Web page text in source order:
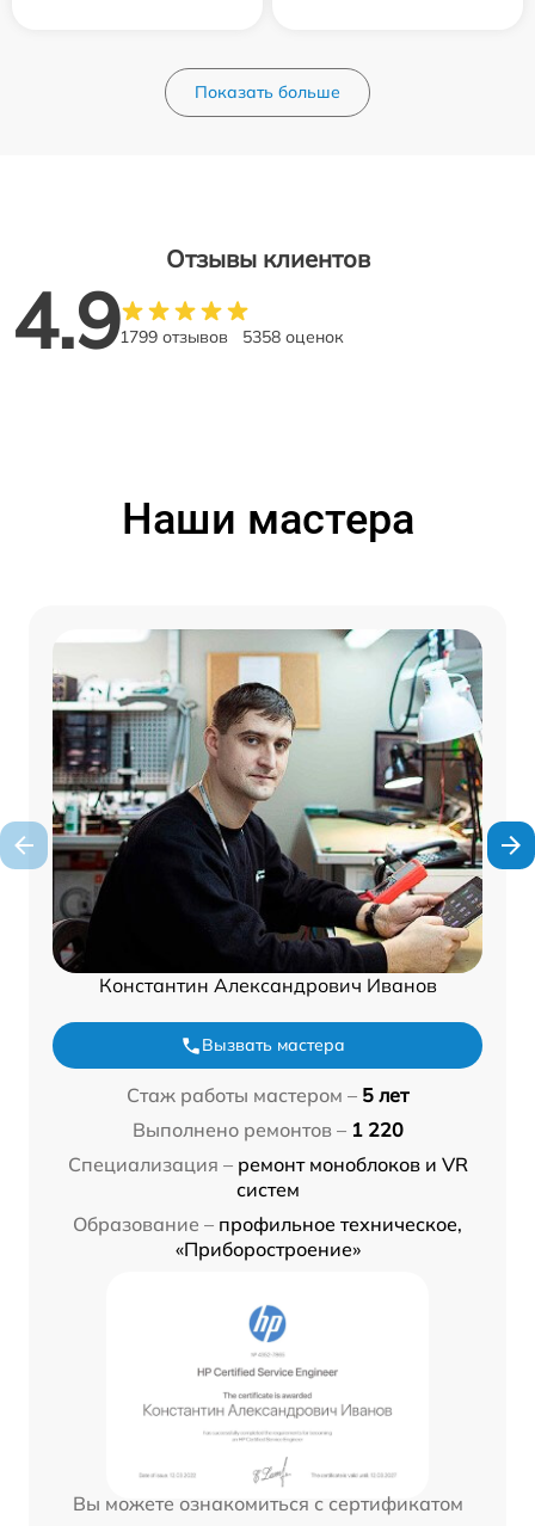
Показать больше
Отзывы клиентов
4.91799 отзывов 5358 оценок
Наши мастера
Константин Александрович Иванов
Вызвать мастера
Стаж работы мастером – 5 лет
Выполнено ремонтов – 1 220
Специализация – ремонт моноблоков и VR
систем
Образование – профильное техническое,
«Приборостроение»
Вы можете ознакомиться с сертификатом